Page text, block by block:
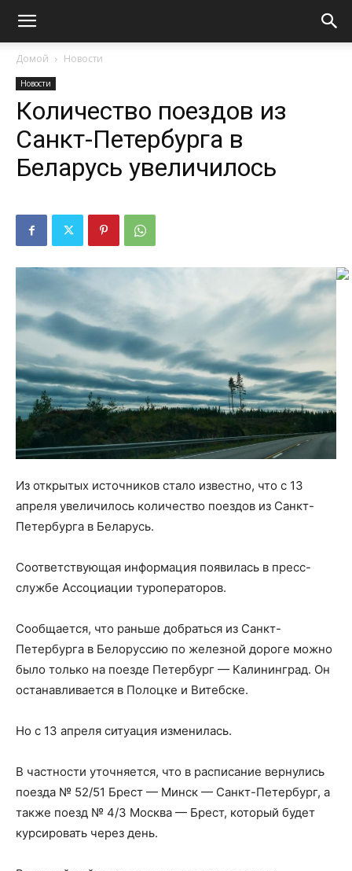
Домой Новости
Новости
Количество поездов из
Санкт-Петербурга в
Беларусь увеличилось
Из открытых источников стало известно, что с 13
апреля увеличилось количество поездов из Санкт-
Петербурга в Беларусь.
Соответствующая информация появилась в пресс-
службе Ассоциации туроператоров.
Сообщается, что раньше добраться из Санкт-
Петербурга в Белоруссию по железной дороге можно
было только на поезде Петербург — Калининград. Он
останавливается в Полоцке и Витебске.
Но с 13 апреля ситуация изменилась.
В частности уточняется, что в расписание вернулись
поезда № 52/51 Брест — Минск — Санкт-Петербург, а
также поезд № 4/3 Москва — Брест, который будет
курсировать через день.